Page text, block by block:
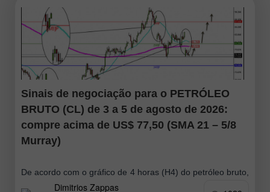
Sinais de negociação para o PETRÓLEO
BRUTO (CL) de 3 a 5 de agosto de 2026:
compre acima de US$ 77,50 (SMA 21 – 5/8
Murray)
De acordo com o gráfico de 4 horas (H4) do petróleo bruto,
o ativo atingiu um nível-chave de suporte em torno de US$
Dimitrios Zappas